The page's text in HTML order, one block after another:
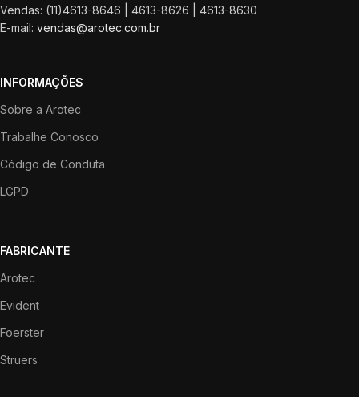
Vendas: (11)4613-8646 | 4613-8626 | 4613-8630
E-mail: vendas@arotec.com.br
INFORMAÇÕES
Sobre a Arotec
Trabalhe Conosco
Código de Conduta
LGPD
FABRICANTE
Arotec
Evident
Foerster
Struers